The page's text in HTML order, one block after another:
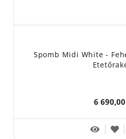
Spomb Midi White -
6